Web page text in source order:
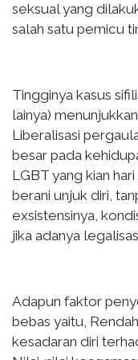
seksual yang
salah satu pemicu
Tingginya kasus
lainya)
Liberalisasi
besar pada
LGBT yang kian
berani unjuk diri,
exsistensinya,
jika adanya
Adapun faktor
bebas yaitu,
kesadaran diri